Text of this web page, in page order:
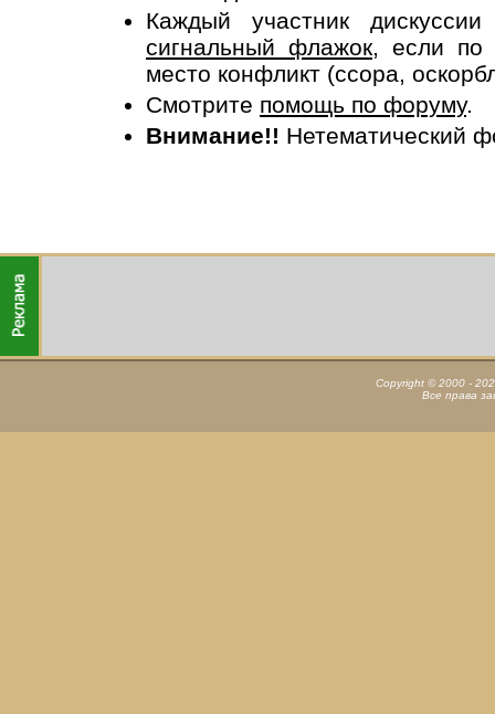
Каждый участник
сигнальный флажок, если по
место конфликт (ссора,
Смотрите помощь по форуму.
Внимание!! Нетематический
Copyright © 2000 -
Все права